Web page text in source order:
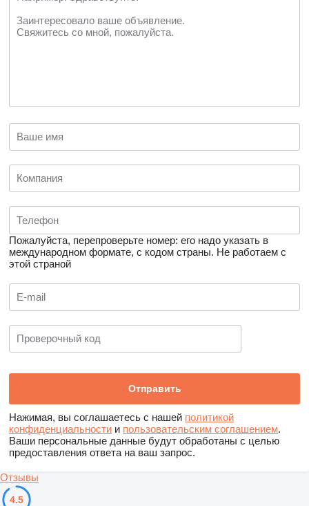
Пожалуйста, перепроверьте номер: его надо указать в
международном формате, с кодом страны. Не работаем с
этой страной
Нажимая, вы соглашаетесь с нашей политикой
конфиденциальности и пользовательским соглашением.
Ваши персональные данные будут обработаны с целью
предоставления ответа на ваш запрос.
Отзывы
4.5